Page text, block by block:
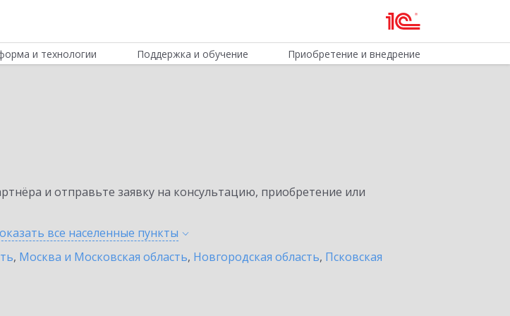
и технологии Поддержка и обучение Приобретение и внедрение
и отправьте заявку на консультацию, приобретение или
все населенные пункты
, Москва и Московская область, Новгородская область, Псковская